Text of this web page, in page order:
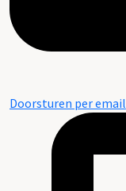
Doorsturen per email